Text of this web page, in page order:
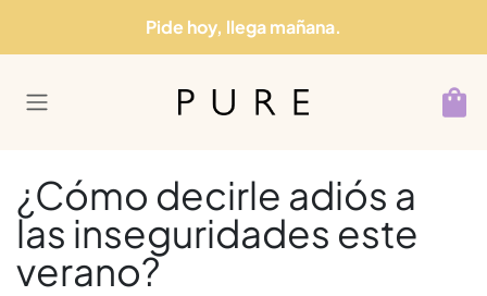
Pide hoy, llega mañana.
¿Cómo decirle adiós a
las inseguridades este
verano?